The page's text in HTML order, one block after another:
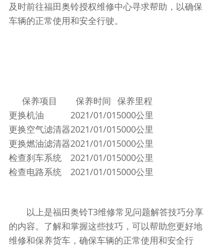
及时前往福田奥铃授权维修中心寻求帮助，以确保
车辆的正常使用和安全行驶。
保养项目 保养时间 保养里程
更换机油
2021/01/015000公里
更换空气滤清器2021/01/015000公里
更换燃油滤清器2021/01/015000公里
检查刹车系统
2021/01/015000公里
检查电路系统
2021/01/015000公里
以上是福田奥铃T3维修常见问题解答技巧分享
的内容。了解和掌握这些技巧，可以帮助您更好地
维修和保养货车，确保车辆的正常使用和安全行